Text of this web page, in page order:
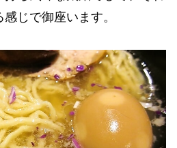
じで御座います。